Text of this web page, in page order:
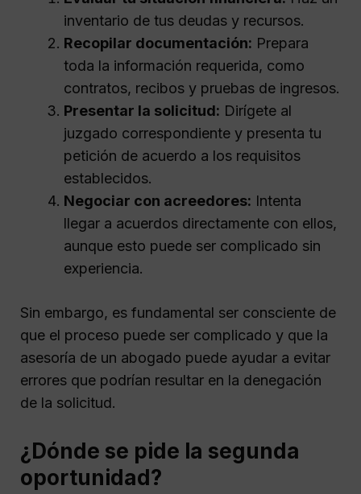
inventario de tus deudas y recursos.
Recopilar documentación: Prepara
toda la información requerida, como
contratos, recibos y pruebas de ingresos.
Presentar la solicitud: Dirígete al
juzgado correspondiente y presenta tu
petición de acuerdo a los requisitos
establecidos.
Negociar con acreedores: Intenta
llegar a acuerdos directamente con ellos,
aunque esto puede ser complicado sin
experiencia.
Sin embargo, es fundamental ser consciente de
que el proceso puede ser complicado y que la
asesoría de un abogado puede ayudar a evitar
errores que podrían resultar en la denegación
de la solicitud.
¿Dónde se pide la segunda
oportunidad?